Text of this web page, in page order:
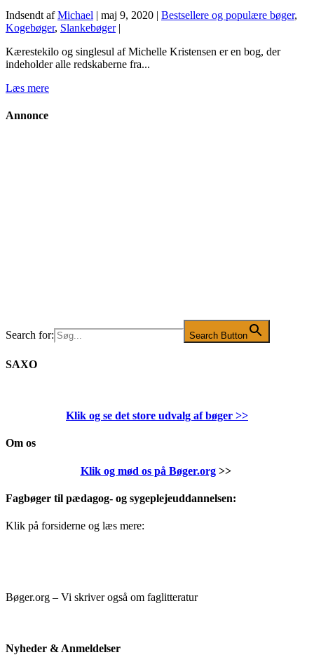
Indsendt afMichael | maj 9, 2020 | Bestsellere og populære bøger,
Kogebøger, Slankebøger|
Kærestekilo og singlesul af Michelle Kristensen er en bog, der
indeholder alle redskaberne fra...
Læs mere
Annonce
Search for: Search Button
SAXO
Klik og se det store udvalg af bøger >>
Om os
Klik og mød os på Bøger.org>>
Fagbøger til pædagog- og sygeplejeuddannelsen:
Klik på forsiderne og læs mere:
Bøger.org – Vi skriver også om faglitteratur
Nyheder & Anmeldelser